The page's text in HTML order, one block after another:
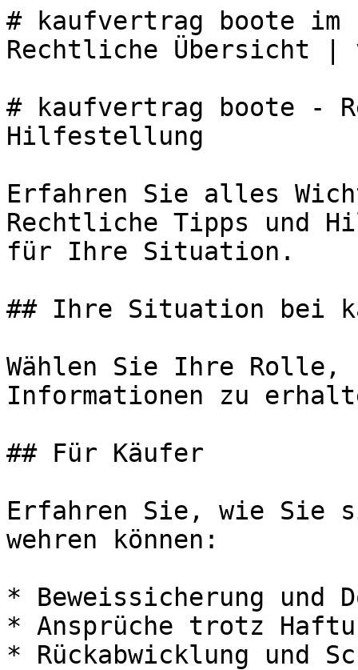
# kaufvertrag boote im
Rechtliche Übersicht |
# kaufvertrag boote -
Hilfestellung
Erfahren Sie alles
Rechtliche Tipps und
für Ihre Situation.
## Ihre Situation bei
Wählen Sie Ihre Rolle,
Informationen zu
## Für Käufer
Erfahren Sie, wie Sie
wehren können:
* Beweissicherung und
* Ansprüche trotz
* Rückabwicklung und